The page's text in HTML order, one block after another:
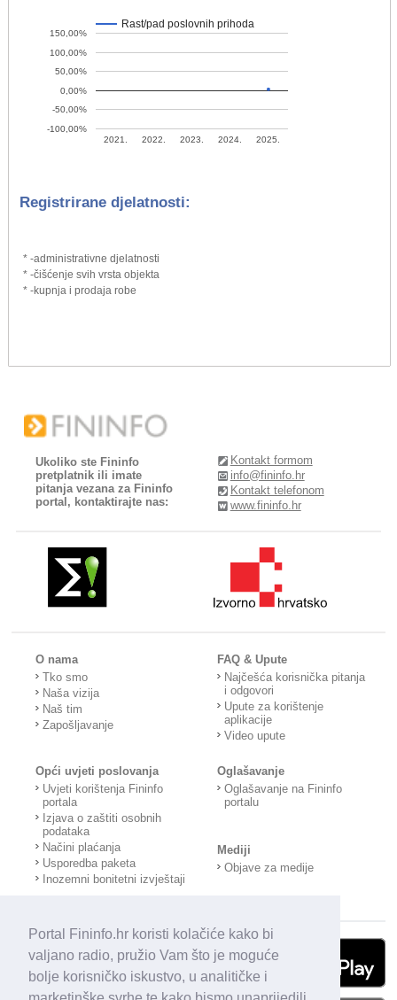
Portal Fininfo.hr koristi kolačiće kako bi
valjano radio, pružio Vam što je moguće
bolje korisničko iskustvo, u analitičke i
Rast/pad poslovnih prihoda
2021. 2022. 2023. 2024. 2025.
-100,00%
-50,00%
0,00%
50,00%
100,00%
150,00%
Registrirane djelatnosti:
* -administrativne djelatnosti
* -čišćenje svih vrsta objekta
* -kupnja i prodaja robe
Ukoliko ste Fininfo
pretplatnik ili imate
pitanja vezana za Fininfo
portal, kontaktirajte nas:
Kontakt formom
info@fininfo.hr
Kontakt telefonom
www.fininfo.hr
O nama
Tko smo
Naša vizija
Naš tim
Zapošljavanje
FAQ & Upute
Najčešća korisnička pitanja
i odgovori
Upute za korištenje
aplikacije
Video upute
Opći uvjeti poslovanja
Uvjeti korištenja Fininfo
portala
Izjava o zaštiti osobnih
podataka
Načini plaćanja
Usporedba paketa
Inozemni bonitetni izvještaji
Oglašavanje
Oglašavanje na Fininfo
portalu
Mediji
Objave za medije